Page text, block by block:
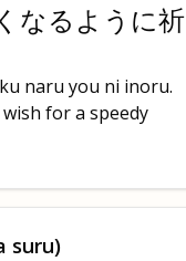
なるように祈
naru you ni inoru.
for a speedy
suru)